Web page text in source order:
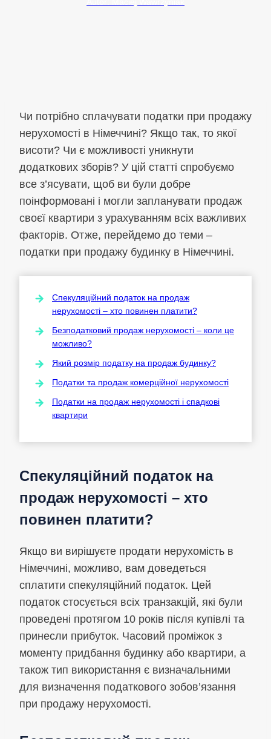
Чи потрібно сплачувати податки при продажу
нерухомості в Німеччині? Якщо так, то якої
висоти? Чи є можливості уникнути
додаткових зборів? У цій статті спробуємо
все з’ясувати, щоб ви були добре
поінформовані і могли запланувати продаж
своєї квартири з урахуванням всіх важливих
факторів. Отже, перейдемо до теми –
податки при продажу будинку в Німеччині.
Спекуляційний податок на продаж
нерухомості – хто повинен платити?
Безподатковий продаж нерухомості – коли це
можливо?
Який розмір податку на продаж будинку?
Податки та продаж комерційної нерухомості
Податки на продаж нерухомості і спадкові
квартири
Спекуляційний податок на
продаж нерухомості – хто
повинен платити?
Якщо ви вирішуєте продати нерухомість в
Німеччині, можливо, вам доведеться
сплатити спекуляційний податок. Цей
податок стосується всіх транзакцій, які були
проведені протягом 10 років після купівлі та
принесли прибуток. Часовий проміжок з
моменту придбання будинку або квартири, а
також тип використання є визначальними
для визначення податкового зобов’язання
при продажу нерухомості.